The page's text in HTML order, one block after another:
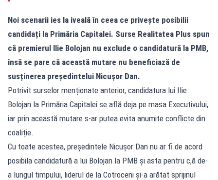
Noi scenarii ies la iveală în ceea ce privește posibilii
candidați la Primăria Capitalei. Surse Realitatea Plus spun
că premierul Ilie Bolojan nu exclude o candidatură la PMB,
însă se pare că această mutare nu beneficiază de
susținerea președintelui Nicușor Dan.
Potrivit surselor menționate anterior, candidatura lui Ilie
Bolojan la Primăria Capitalei se află deja pe masa Executivului,
iar prin această mutare s-ar putea evita anumite conflicte din
coaliție.
Cu toate acestea, președintele Nicușor Dan nu ar fi de acord
posibila candidatură a lui Bolojan la PMB și asta pentru c,ă de-
a lungul timpului, liderul de la Cotroceni și-a arătat sprijinul